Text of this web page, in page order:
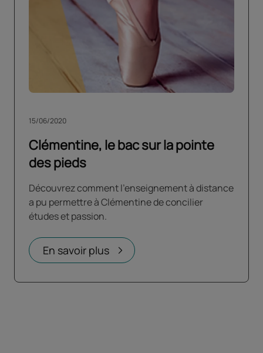
Clémentine, le bac sur la pointe
des pieds
15/06/2020
Découvrez comment l'enseignement à distance
a pu permettre à Clémentine de concilier
études et passion.
En savoir plus